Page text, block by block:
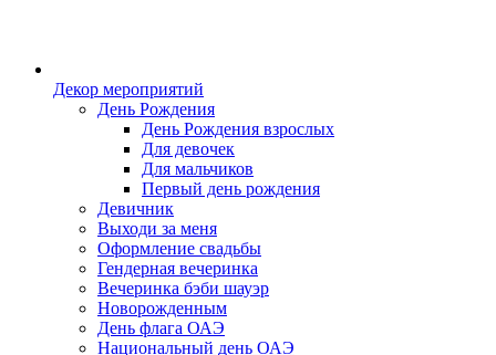
Декор мероприятий
День Рождения
День Рождения взрослых
Для девочек
Для мальчиков
Первый день рождения
Девичник
Выходи за меня
Оформление свадьбы
Гендерная вечеринка
Вечеринка бэби шауэр
Новорожденным
День флага ОАЭ
Национальный день ОАЭ